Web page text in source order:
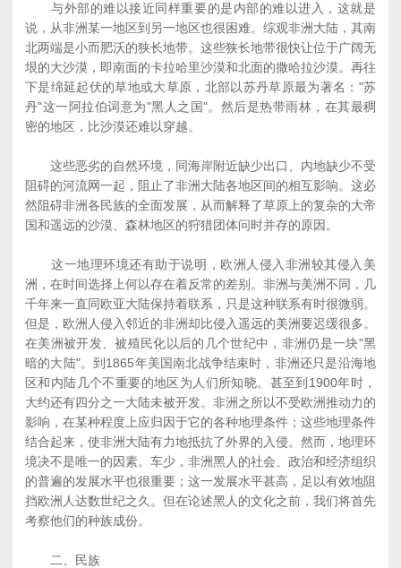
与外部的难以接近同样重要的是内部的难以进入，这就是
说，从非洲某一地区到另一地区也很困难。综观非洲大陆，其南
北两端是小而肥沃的狭长地带。这些狭长地带很快让位于广阔无
垠的大沙漠，即南面的卡拉哈里沙漠和北面的撒哈拉沙漠。再往
下是绵延起伏的草地或大草原，北部以苏丹草原最为著名："苏
丹"这一阿拉伯词意为"黑人之国"。然后是热带雨林，在其最稠
密的地区，比沙漠还难以穿越。
这些恶劣的自然环境，同海岸附近缺少出口、内地缺少不受
阻碍的河流网一起，阻止了非洲大陆各地区间的相互影响。这必
然阻碍非洲各民族的全面发展，从而解释了草原上的复杂的大帝
国和遥远的沙漠、森林地区的狩猎团体问时并存的原因。
这一地理环境还有助于说明，欧洲人侵入非洲较其侵入美
洲，在时间选择上何以存在着反常的差别。非洲与美洲不同，几
千年来一直同欧亚大陆保持着联系，只是这种联系有时很微弱。
但是，欧洲人侵入邻近的非洲却比侵入遥远的美洲要迟缓很多。
在美洲被开发、被殖民化以后的几个世纪中，非洲仍是一块"黑
暗的大陆"。到1865年美国南北战争结束时，非洲还只是沿海地
区和内陆几个不重要的地区为人们所知晓。甚至到1900年时，
大约还有四分之一大陆未被开发。非洲之所以不受欧洲推动力的
影响，在某种程度上应归因于它的各种地理条件；这些地理条件
结合起来，使非洲大陆有力地抵抗了外界的入侵。然而，地理环
境决不是唯一的因素。车少，非洲黑人的社会、政治和经济组织
的普遍的发展水平也很重要；这一发展水平甚高，足以有效地阻
挡欧洲人达数世纪之久。但在论述黑人的文化之前，我们将首先
考察他们的种族成份。
二、民族